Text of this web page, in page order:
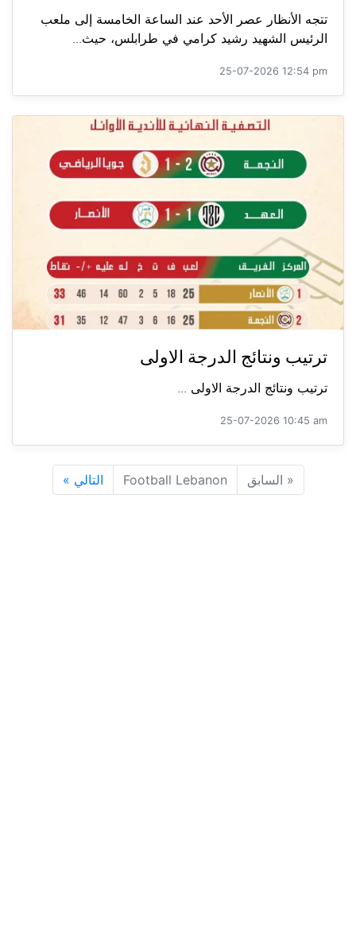
تتجه الأنظار عصر الأحد عند الساعة الخامسة إلى ملعب
الرئيس الشهيد رشيد كرامي في طرابلس، حيث...
25-07-2026 12:54 pm
ترتيب ونتائج الدرجة الاولى
ترتيب ونتائج الدرجة الاولى ...
25-07-2026 10:45 am
« السابق Football Lebanon التالي »